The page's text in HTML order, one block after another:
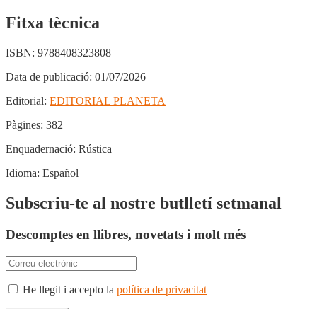
Fitxa tècnica
ISBN: 9788408323808
Data de publicació: 01/07/2026
Editorial: EDITORIAL PLANETA
Pàgines: 382
Enquadernació: Rústica
Idioma: Español
Subscriu-te al nostre butlletí setmanal
Descomptes en llibres, novetats i molt més
He llegit i accepto la política de privacitat